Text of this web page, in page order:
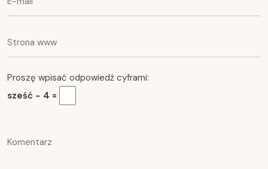
Proszę wpisać odpowiedź cyframi:
sześć − 4 =